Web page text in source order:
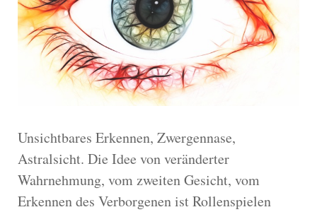
Unsichtbares Erkennen, Zwergennase,
Astralsicht. Die Idee von veränderter
Wahrnehmung, vom zweiten Gesicht, vom
Erkennen des Verborgenen ist Rollenspielen